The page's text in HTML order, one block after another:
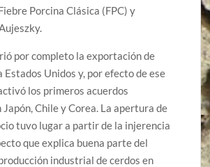
Porcina Clásica (FPC) y
por completo la exportación de
Estados Unidos y, por efecto de ese
los primeros acuerdos
Chile y Corea. La apertura de
tuvo lugar a partir de la injerencia
que explica buena parte del
industrial de cerdos en